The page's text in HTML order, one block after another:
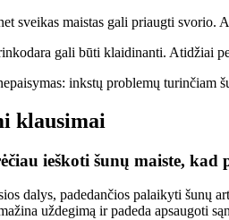
sveikas maistas gali priaugti svorio.
gali būti klaidinanti. Atidžiai
inkstų problemų turinčiam
klausimai
ieškoti šunų maiste, kad
dalys, padedančios palaikyti šunų
uždegimą ir padeda apsaugoti